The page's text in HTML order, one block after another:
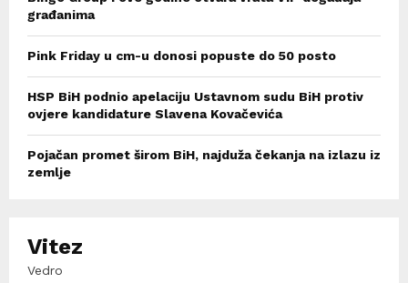
građanima
Pink Friday u cm-u donosi popuste do 50 posto
HSP BiH podnio apelaciju Ustavnom sudu BiH protiv
ovjere kandidature Slavena Kovačevića
Pojačan promet širom BiH, najduža čekanja na izlazu iz
zemlje
Vitez
Vedro